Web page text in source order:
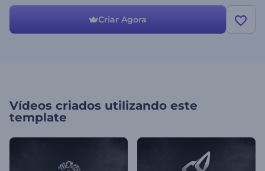
enorme força da colisão metálica!
Criar Agora
Vídeos criados utilizando este
template